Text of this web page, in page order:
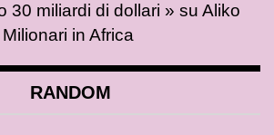
30 miliardi di dollari » su Aliko
in Africa
RANDOM